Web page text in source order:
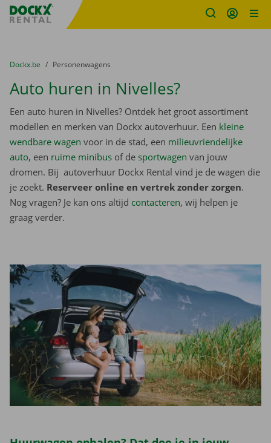
Fratello DEMO
U bevindt zich hier:
van
Dockx.be naar
Personenwagens
Auto huren in Nivelles?
Een auto huren in Nivelles? Ontdek het groot assortiment
modellen en merken van Dockx autoverhuur. Een kleine
wendbare wagen voor in de stad, een milieuvriendelijke
auto, een ruime minibus of de sportwagen van jouw
dromen. Bij autoverhuur Dockx Rental vind je de wagen die
je zoekt. Reserveer online en vertrek zonder zorgen.
Nog vragen? Je kan ons altijd contacteren, wij helpen je
graag verder.